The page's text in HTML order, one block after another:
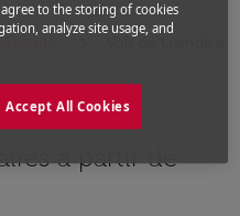
Vols de Luanda a
à partir de
agree to the storing of cookies
analyze site usage, and
Accept All Cookies